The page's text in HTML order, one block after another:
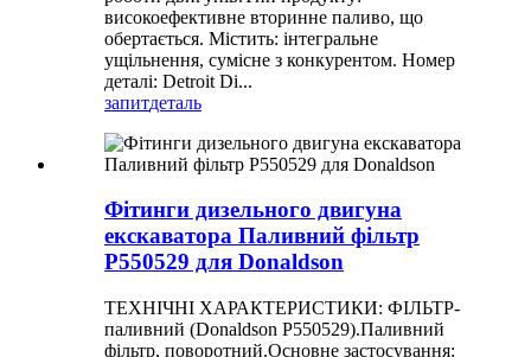
високоефективне вторинне паливо, що
обертається. Містить: інтегральне
ущільнення, сумісне з конкурентом. Номер
деталі: Detroit Di...
запитдеталь
Фітинги дизельного двигуна
екскаватора Паливний фільтр
P550529 для Donaldson
ТЕХНІЧНІ ХАРАКТЕРИСТИКИ: ФІЛЬТР-
паливний (Donaldson P550529).Паливний
фільтр, поворотний.Основне застосування: